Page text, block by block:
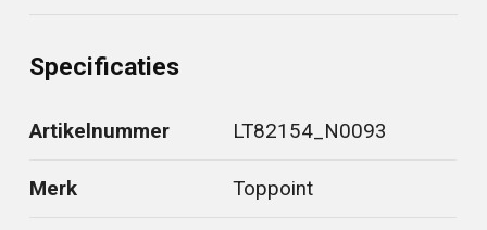
Specificaties
Artikelnummer LT82154_N0093
Merk Toppoint